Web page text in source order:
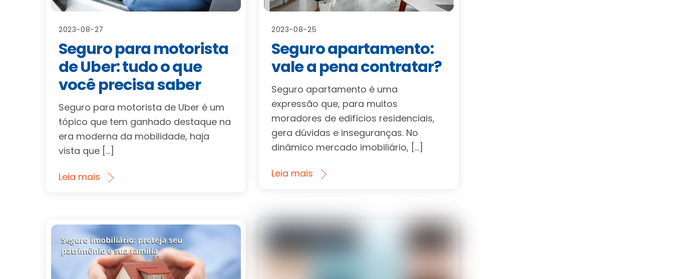
2023-08-27
Seguro para motorista
de Uber: tudo o que
você precisa saber
Seguro para motorista de Uber é um
tópico que tem ganhado destaque na
era moderna da mobilidade, haja
vista que […]
Leia mais
2023-08-25
Seguro apartamento:
vale a pena contratar?
Seguro apartamento é uma
expressão que, para muitos
moradores de edifícios residenciais,
gera dúvidas e inseguranças. No
dinâmico mercado imobiliário, […]
Leia mais